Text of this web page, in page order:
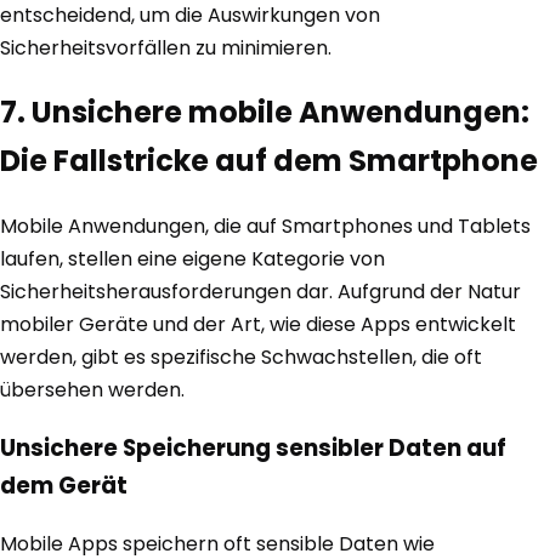
entscheidend, um die Auswirkungen von
Sicherheitsvorfällen zu minimieren.
7. Unsichere mobile Anwendungen:
Die Fallstricke auf dem Smartphone
Mobile Anwendungen, die auf Smartphones und Tablets
laufen, stellen eine eigene Kategorie von
Sicherheitsherausforderungen dar. Aufgrund der Natur
mobiler Geräte und der Art, wie diese Apps entwickelt
werden, gibt es spezifische Schwachstellen, die oft
übersehen werden.
Unsichere Speicherung sensibler Daten auf
dem Gerät
Mobile Apps speichern oft sensible Daten wie